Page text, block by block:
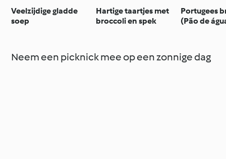
Veelzijdige gladde
soep
Hartige taartjes met
broccoli en spek
Portugees
(Pão de
Neem een picknick mee op een zonnige dag